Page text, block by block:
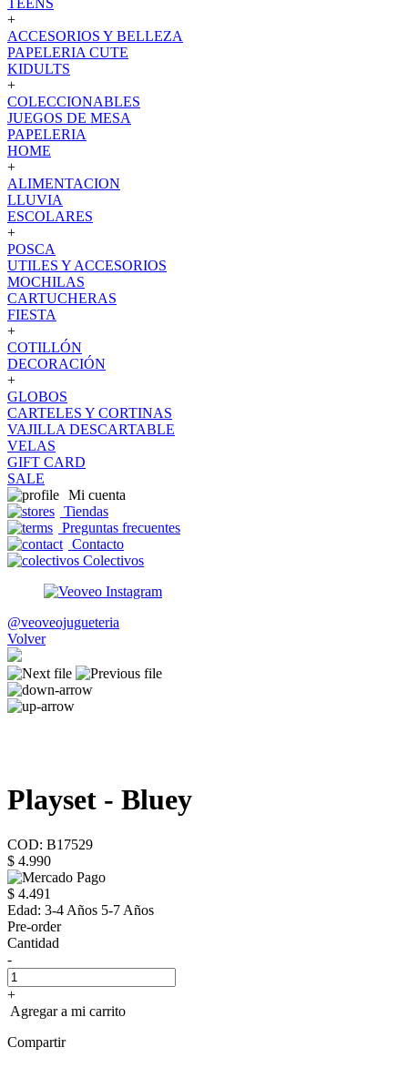
TEENS
+
ACCESORIOS Y BELLEZA
PAPELERIA CUTE
KIDULTS
+
COLECCIONABLES
JUEGOS DE MESA
PAPELERIA
HOME
+
ALIMENTACION
LLUVIA
ESCOLARES
+
POSCA
UTILES Y ACCESORIOS
MOCHILAS
CARTUCHERAS
FIESTA
+
COTILLÓN
DECORACIÓN
+
GLOBOS
CARTELES Y CORTINAS
VAJILLA DESCARTABLE
VELAS
GIFT CARD
SALE
Mi cuenta
Tiendas
Preguntas frecuentes
Contacto
Colectivos
@veoveojugueteria
Volver
Playset - Bluey
COD: B17529
$ 4.990
$ 4.491
Edad: 3-4 Años 5-7 Años
Pre-order
Cantidad
-
+
Agregar a mi carrito
Compartir